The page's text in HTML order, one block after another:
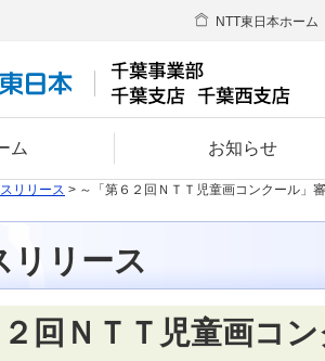
ム お知らせ
NTT東日本ホーム
リリース > ～「第６２回ＮＴＴ児童画コンクール
リリース
回ＮＴＴ児童画コ